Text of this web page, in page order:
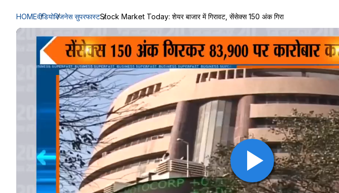
HOMEवीडियोबिजनेस सुपरफास्टStock Market Today: शेयर बाजार में गिरावट, सेंसेक्स 150 अंक गिरा